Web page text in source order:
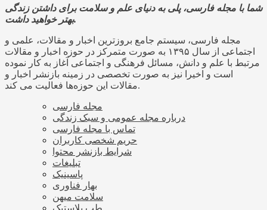
شما با مجله فارسی، پلی به دنیای علم و سلامت برای داشتن زندگی
بهتر خواهید داشت.
مجله فارسی، سیستم جامع بروزترین اخبار و مقالات، علمی و
اجتماعی از سال ۱۳۹۵ به صورت متمرکز در حوزه اخبار و مقالات
مرتبط با علم و دانش، مسائل فرهنگی و اجتماعی آغاز به کار نموده
است و اخیرا نیز به صورت تخصصی در زمینه بازنشر اخبار و
مقالات این حوزه‌ها فعالیت می کند.
مجله فارسی
درباره مجله عمومی و سبک زندگی
تماس با مجله فارسی
حریم شخصی کاربران
شرایط بازنشر محتوا
تبلیغات
پاسینیک
بهار فناوری
سلامت میهن
طب پلاستیک